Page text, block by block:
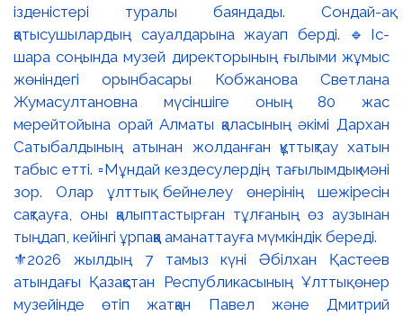
⚜️2026 жылдың 7 тамыз күні Әбілхан Қастеев
атындағы Қазақстан Республикасының Ұлттық өнер
музейінде өтіп жатқан Павел және Дмитрий